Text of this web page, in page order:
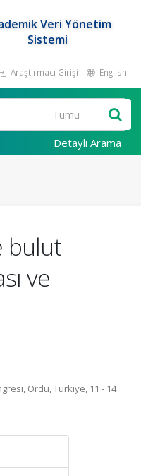
Veri Yönetim
Sistemi
Araştırmacı Girişi English
Detaylı Arama
bulut
ve
Ordu, Türkiye, 11 - 14